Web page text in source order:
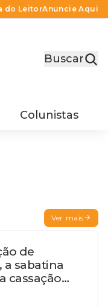
do LeitorAnuncie Aqui
Buscar
Colunistas
Ver mais
de
a sabatina
cassação
e a